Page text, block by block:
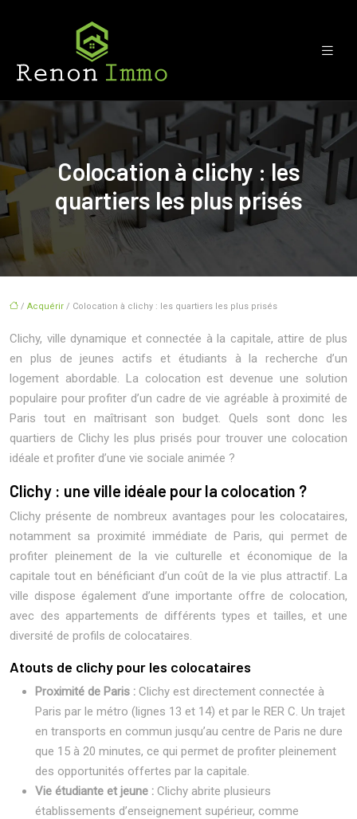
Colocation à clichy : les
quartiers les plus prisés
/ Acquérir / Colocation à clichy : les quartiers les plus prisés
Clichy, ville dynamique et connectée à la capitale, attire de plus
en plus de jeunes actifs et étudiants à la recherche d’un
logement abordable. La colocation est devenue une solution
populaire pour profiter d’un cadre de vie agréable à proximité de
Paris tout en maîtrisant son budget. Quels sont donc les
quartiers de Clichy les plus prisés pour trouver une colocation
idéale et profiter d’une vie sociale animée ?
Clichy : une ville idéale pour la colocation ?
Clichy présente de nombreux avantages pour les colocataires,
notamment sa proximité immédiate de Paris, qui permet de
profiter pleinement de la vie culturelle et économique de la
capitale tout en bénéficiant d’un coût de la vie plus attractif. La
ville dispose également d’une importante offre de colocation,
avec des appartements de différents types et tailles, et une
diversité de profils de colocataires.
Atouts de clichy pour les colocataires
Proximité de Paris : Clichy est directement connectée à
Paris par le métro (lignes 13 et 14) et par le RER C. Un trajet
en transports en commun jusqu’au centre de Paris ne dure
que 15 à 20 minutes, ce qui permet de profiter pleinement
des opportunités offertes par la capitale.
Vie étudiante et jeune : Clichy abrite plusieurs
établissements d’enseignement supérieur, comme